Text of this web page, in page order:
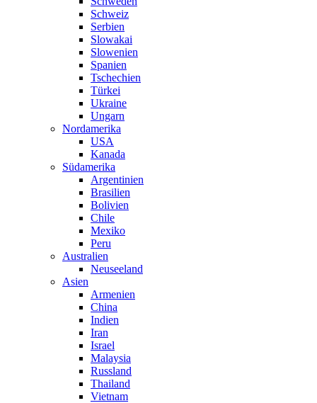
Schweiz
Serbien
Slowakai
Slowenien
Spanien
Tschechien
Türkei
Ukraine
Ungarn
Nordamerika
USA
Kanada
Südamerika
Argentinien
Brasilien
Bolivien
Chile
Mexiko
Peru
Australien
Neuseeland
Asien
Armenien
China
Indien
Iran
Israel
Malaysia
Russland
Thailand
Vietnam